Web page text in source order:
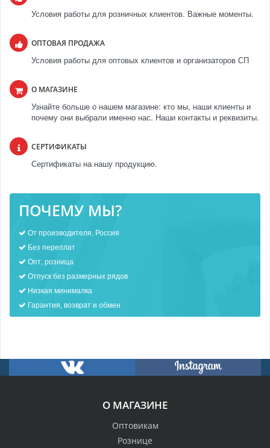
Условия работы для розничных клиентов. Важные моменты.
ОПТОВАЯ ПРОДАЖА
Условия работы для оптовых клиентов и организаторов СП
О МАГАЗИНЕ
Узнайте больше о нашем магазине: кто мы, наши клиенты и
почему они выбрали именно нас. Наши контакты и реквизиты.
СЕРТИФИКАТЫ
Сертификаты на нашу продукцию.
ПОЧЕМУ МЫ?
От производителя, Россия
Без переплат
Опт, розница
Отпуск без размерных рядов
Низкая минималка
Гарантия, возврат и обмен
О МАГАЗИНЕ
Оптовикам
Рознице